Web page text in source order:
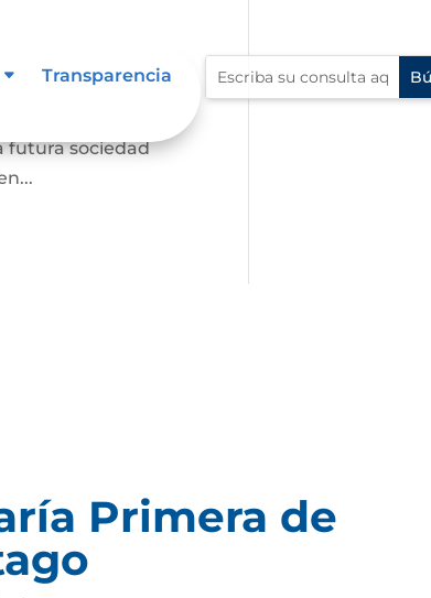
Transparencia
o matrimonio
futura sociedad
Primera de